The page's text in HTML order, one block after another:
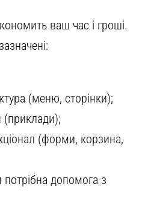
ваш час і гроші.
(меню, сторінки);
(форми, корзина,
потрібна допомога з